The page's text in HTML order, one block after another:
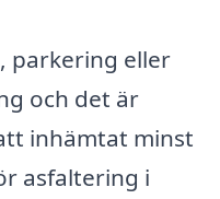
parkering eller
och det är
inhämtat minst
asfaltering i